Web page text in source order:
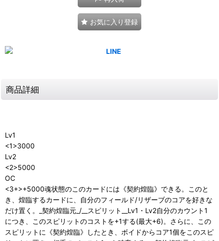
お気に入り登録
商品詳細
Lv1
<1>3000
Lv2
<2>5000
OC
<3+>+5000魂状態のこのカードには《契約煌臨》できる。このと
き、煌臨するカードに、自分のフィールド/リザーブのコアを好きな
だけ置く。_契約煌臨元_/__スピリット__Lv1・Lv2自分のカウント1
につき、このスピリットのコストを+1する(最大+6)。さらに、この
スピリットに《契約煌臨》したとき、ボイドからコア1個をこのスピ